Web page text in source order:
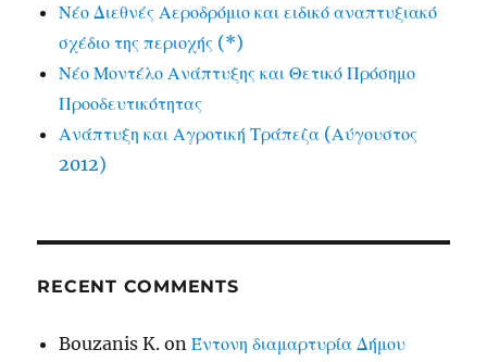
Νέο Διεθνές Αεροδρόμιο και ειδικό αναπτυξιακό
σχέδιο της περιοχής (*)
Νέο Μοντέλο Ανάπτυξης και Θετικό Πρόσημο
Προοδευτικότητας
Ανάπτυξη και Αγροτική Τράπεζα (Αύγουστος
2012)
RECENT COMMENTS
Bouzanis K. onΈντονη διαμαρτυρία Δήμου